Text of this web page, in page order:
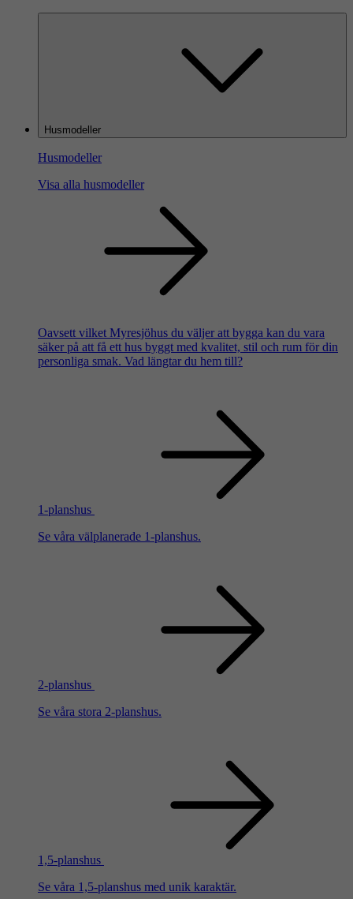
Husmodeller
Husmodeller
Visa alla husmodeller
Oavsett vilket Myresjöhus du väljer att bygga kan du vara
säker på att få ett hus byggt med kvalitet, stil och rum för din
personliga smak. Vad längtar du hem till?
1-planshus
Se våra välplanerade 1-planshus.
2-planshus
Se våra stora 2-planshus.
1,5-planshus
Se våra 1,5-planshus med unik karaktär.